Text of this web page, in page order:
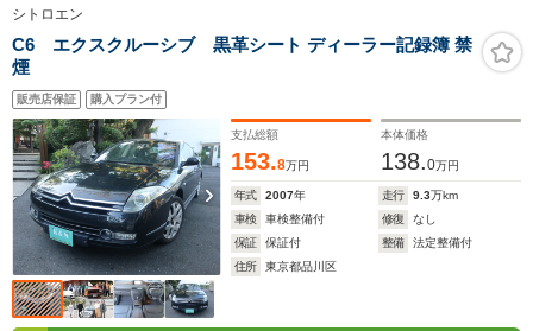
シトロエン
C6 エクスクルーシブ 黒革シート ディーラー記録簿 禁
煙
販売店保証 購入プラン付
支払総額
153.8万円
本体価格
138.0万円
年式 2007年 走行 9.3万km
車検
車検整備付 修復
なし
保証
保証付 整備
法定整備付
住所
東京都品川区